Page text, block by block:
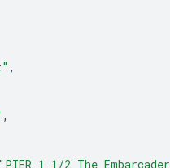
,
,
"PIER 1 1/2 The